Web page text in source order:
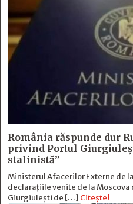
România răspunde dur
privind Portul
stalinistă”
Ministerul Afacerilor Externe de
declarațiile venite de la Moscova
Giurgiulești de […] Citește!